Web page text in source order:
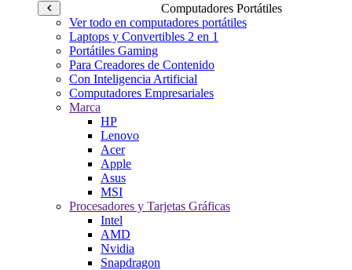
Computadores Portátiles
Ver todo en computadores portátiles
Laptops y Convertibles 2 en 1
Portátiles Gaming
Para Creadores de Contenido
Con Inteligencia Artificial
Computadores Empresariales
Marca
HP
Lenovo
Acer
Apple
Asus
MSI
Procesadores y Tarjetas Gráficas
Intel
AMD
Nvidia
Snapdragon